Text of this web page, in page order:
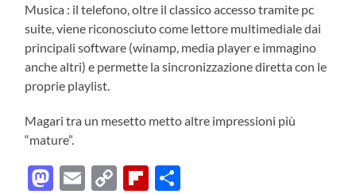
Musica : il telefono, oltre il classico accesso tramite pc
suite, viene riconosciuto come lettore multimediale dai
principali software (winamp, media player e immagino
anche altri) e permette la sincronizzazione diretta con le
proprie playlist.
Magari tra un mesetto metto altre impressioni più
“mature”.
Mastodon
EmailCopyFlipboard